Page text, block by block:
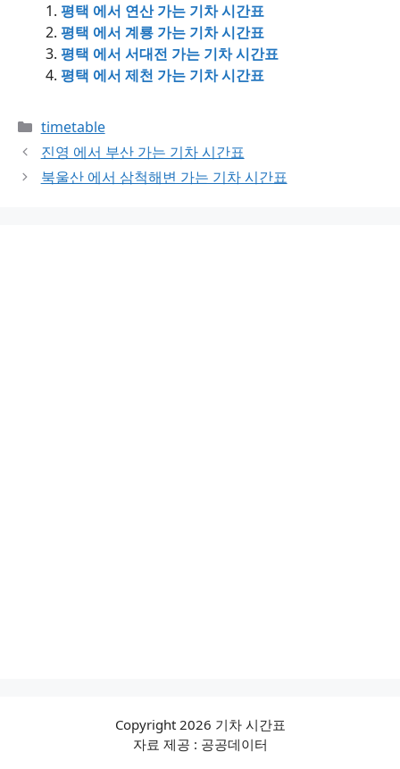
평택 에서 연산 가는 기차 시간표
평택 에서 계룡 가는 기차 시간표
평택 에서 서대전 가는 기차 시간표
평택 에서 제천 가는 기차 시간표
Categories
timetable
진영 에서 부산 가는 기차 시간표
북울산 에서 삼척해변 가는 기차 시간표
Copyright 2026 기차 시간표
자료 제공 : 공공데이터